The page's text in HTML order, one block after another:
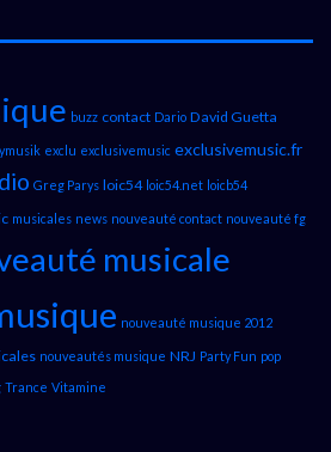
buzz contact Dario David Guetta
exclu exclusivemusic exclusivemusic.fr
Greg Parys loic54 loic54.net loicb54
musicales news nouveauté contact nouveauté fg
musicale
nouveauté musique 2012
nouveautés musique NRJ Party Fun pop
Trance Vitamine